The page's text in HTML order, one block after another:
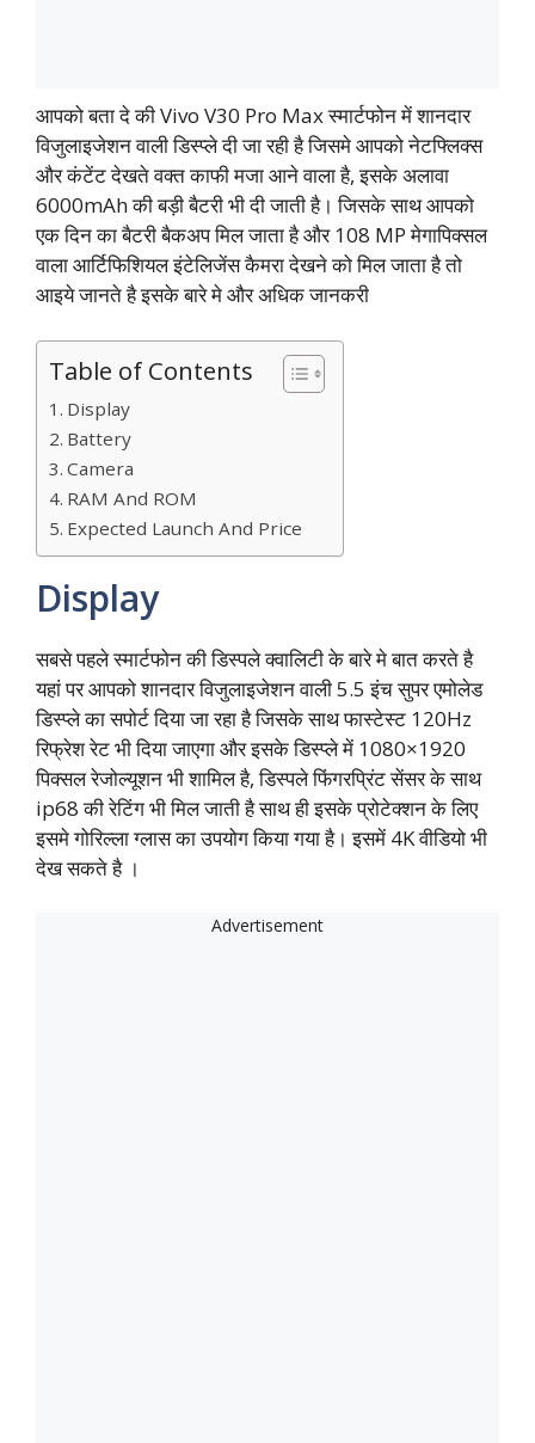
आपको बता दे की Vivo V30 Pro Max स्मार्टफोन में शानदार
विजुलाइजेशन वाली डिस्प्ले दी जा रही है जिसमे आपको नेटफ्लिक्स
और कंटेंट देखते वक्त काफी मजा आने वाला है, इसके अलावा
6000mAh की बड़ी बैटरी भी दी जाती है। जिसके साथ आपको
एक दिन का बैटरी बैकअप मिल जाता है और 108 MP मेगापिक्सल
वाला आर्टिफिशियल इंटेलिजेंस कैमरा देखने को मिल जाता है तो
आइये जानते है इसके बारे मे और अधिक जानकरी
Table of Contents
Display
Battery
Camera
RAM And ROM
Expected Launch And Price
Display
सबसे पहले स्मार्टफोन की डिस्पले क्वालिटी के बारे मे बात करते है
यहां पर आपको शानदार विजुलाइजेशन वाली 5.5 इंच सुपर एमोलेड
डिस्प्ले का सपोर्ट दिया जा रहा है जिसके साथ फास्टेस्ट 120Hz
रिफ्रेश रेट भी दिया जाएगा और इसके डिस्प्ले में 1080×1920
पिक्सल रेजोल्यूशन भी शामिल है, डिस्पले फिंगरप्रिंट सेंसर के साथ
ip68 की रेटिंग भी मिल जाती है साथ ही इसके प्रोटेक्शन के लिए
इसमे गोरिल्ला ग्लास का उपयोग किया गया है। इसमें 4K वीडियो भी
देख सकते है ।